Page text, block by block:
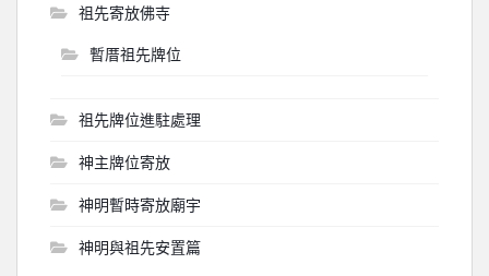
祖先寄放佛寺
暫厝祖先牌位
祖先牌位進駐處理
神主牌位寄放
神明暫時寄放廟宇
神明與祖先安置篇